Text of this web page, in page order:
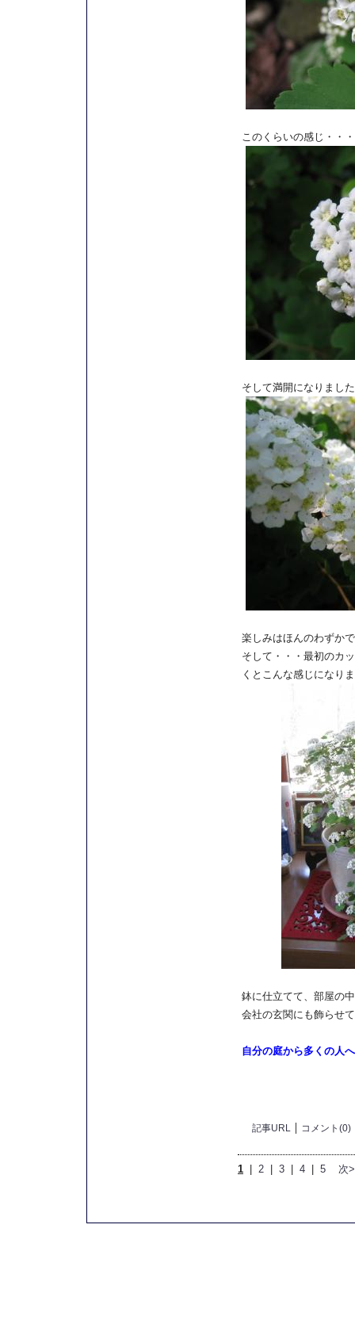
このくらいの感じ・・
そして満開になりまし
楽しみはほんのわずか
そして・・・最初のカ
くとこんな感じになり
鉢に仕立てて、部屋の
会社の玄関にも飾らせ
自分の庭から多くの人
記事URL コメント(0)
1 2 3 4 5 次>